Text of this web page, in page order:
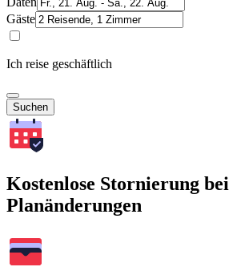
Gäste
Ich reise geschäftlich
Suchen
Kostenlose Stornierung bei
Planänderungen